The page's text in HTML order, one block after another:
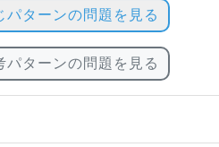
パターンの問題を見る
パターンの問題を見る